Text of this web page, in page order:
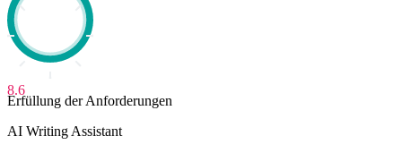
8.6
Erfüllung der Anforderungen
AI Writing Assistant